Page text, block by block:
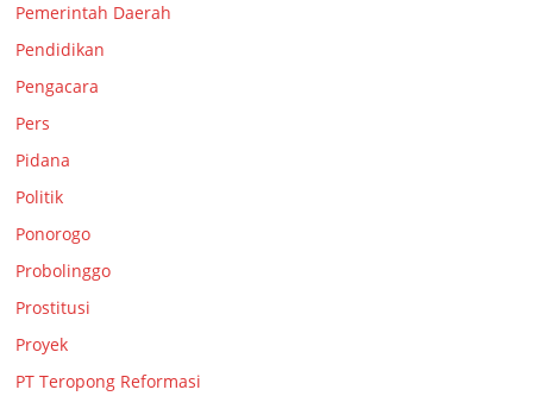
Pemerintah Daerah
Pendidikan
Pengacara
Pers
Pidana
Politik
Ponorogo
Probolinggo
Prostitusi
Proyek
PT Teropong Reformasi